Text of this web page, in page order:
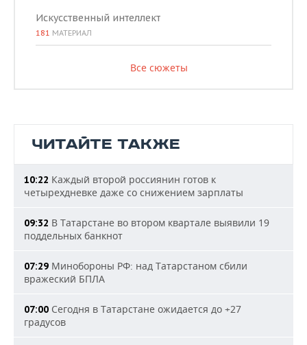
Искусственный интеллект
181 МАТЕРИАЛ
Все сюжеты
ЧИТАЙТЕ ТАКЖЕ
10:22 Каждый второй россиянин готов к
четырехдневке даже со снижением зарплаты
09:32 В Татарстане во втором квартале выявили 19
поддельных банкнот
07:29 Минобороны РФ: над Татарстаном сбили
вражеский БПЛА
07:00 Сегодня в Татарстане ожидается до +27
градусов